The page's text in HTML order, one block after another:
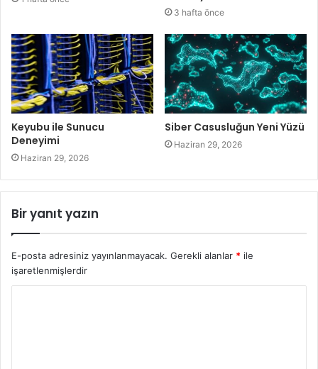
3 hafta önce
Keyubu ile Sunucu
Deneyimi
Haziran 29, 2026
Siber Casusluğun Yeni Yüzü
Haziran 29, 2026
Bir yanıt yazın
E-posta adresiniz yayınlanmayacak. Gerekli alanlar * ile
işaretlenmişlerdir